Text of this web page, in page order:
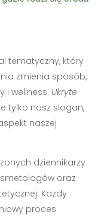
tematyczny, który
zmienia sposób,
i wellness. Ukryte
tylko nasz slogan,
naszej
dziennikarzy
oraz
Każdy
proces